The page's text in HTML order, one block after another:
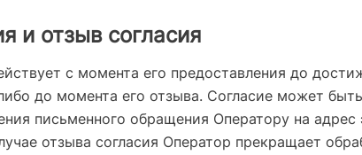
и отзыв согласия
с момента его предоставления до
до момента его отзыва. Согласие может
письменного обращения Оператору на адрес
отзыва согласия Оператор прекращает